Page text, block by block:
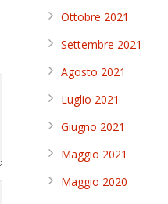
Ottobre 2021
Settembre 2021
Agosto 2021
Luglio 2021
Giugno 2021
Maggio 2021
Maggio 2020